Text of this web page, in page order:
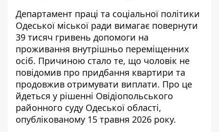
Департамент праці та соціальної політики
Одеської міської ради вимагає повернути
39 тисяч гривень допомоги на
проживання внутрішньо переміщенних
осіб. Причиною стало те, що чоловік не
повідомив про придбання квартири та
продовжив отримувати виплати. Про це
йдеться у рішенні Овідіопольського
районного суду Одеської області,
опублікованому 15 травня 2026 року.